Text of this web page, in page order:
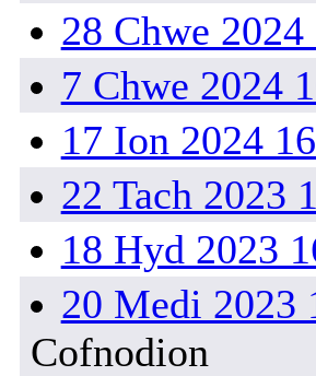
28 Chwe 2024
7 Chwe 2024
17 Ion 2024
22 Tach 2023
18 Hyd 2023
20 Medi 2023
Cofnodion